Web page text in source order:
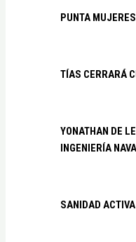
PUNTA
TÍAS CERRARÁ
YONATHAN DE
INGENIERÍA
SANIDAD